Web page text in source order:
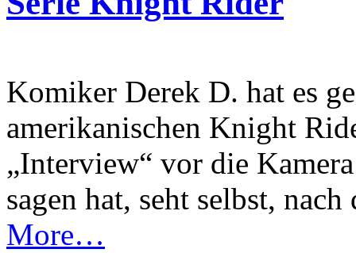
Komiker Derek D. hat es
amerikanischen Knight
„Interview“ vor die
sagen hat, seht selbst,
More…